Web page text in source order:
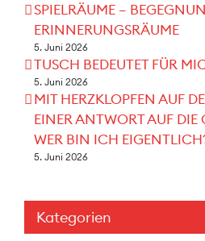
SPIELRÄUME –
ERINNERUNGSRÄUME
5. Juni 2026
TUSCH BEDEUTET FÜR
5. Juni 2026
MIT HERZKLOPFEN AUF
EINER ANTWORT AUF DIE
WER BIN ICH
5. Juni 2026
Kategorien